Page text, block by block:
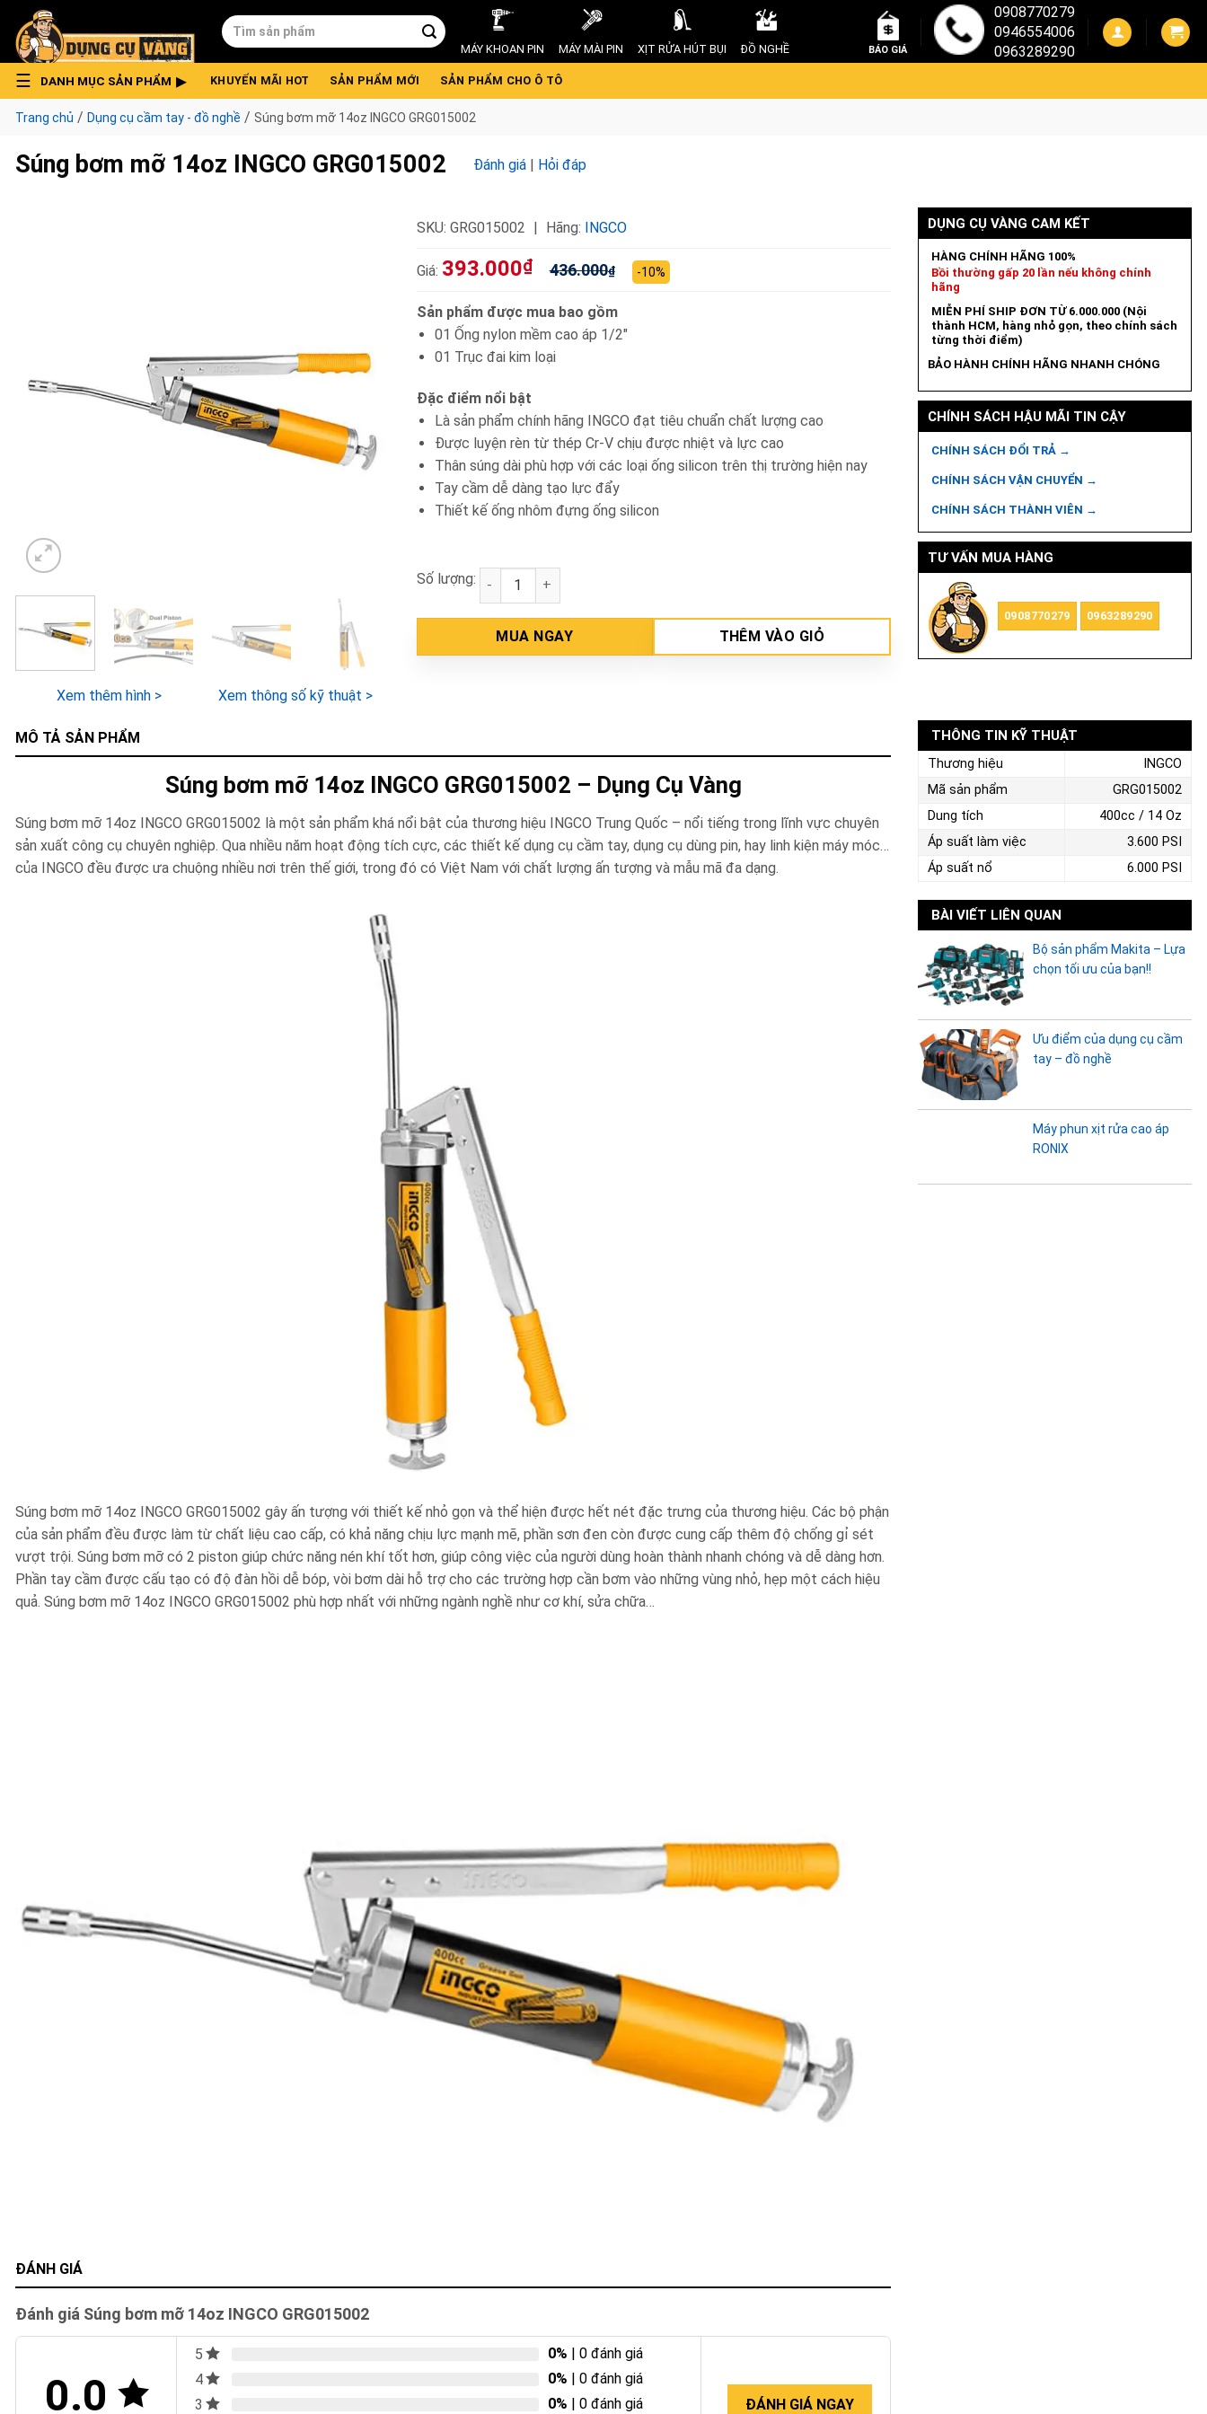
content
Tìm
kiếm:
MÁY KHOAN PIN MÁY MÀI PIN XỊT RỬA HÚT BỤI ĐỒ NGHỀ BÁO GIÁ
0908770279
0946554006
0963289290
DANH MỤC SẢN PHẨM KHUYẾN MÃI HOT SẢN PHẨM MỚI SẢN PHẨM CHO Ô TÔ
Trang chủ / Dụng cụ cầm tay - đồ nghề / Súng bơm mỡ 14oz INGCO GRG015002
Súng bơm mỡ 14oz INGCO GRG015002 Đánh giá | Hỏi đáp
Xem thêm hình > Xem thông số kỹ thuật >
SKU: GRG015002 Hãng: INGCO
Giá: 393.000₫ 436.000₫ -10%
Sản phẩm được mua bao gồm
01 Ống nylon mềm cao áp 1/2″
01 Trục đai kim loại
Đặc điểm nổi bật
Là sản phẩm chính hãng INGCO đạt tiêu chuẩn chất lượng cao
Được luyện rèn từ thép Cr-V chịu được nhiệt và lực cao
Thân súng dài phù hợp với các loại ống silicon trên thị trường hiện nay
Tay cầm dễ dàng tạo lực đẩy
Thiết kế ống nhôm đựng ống silicon
Số lượng: Súng bơm mỡ 14oz INGCO GRG015002 số lượng
MUA NGAY THÊM VÀO GIỎ
DỤNG CỤ VÀNG CAM KẾT
HÀNG CHÍNH HÃNG 100%
Bồi thường gấp 20 lần nếu không chính
hãng
MIỄN PHÍ SHIP ĐƠN TỪ 6.000.000 (Nội
thành HCM, hàng nhỏ gọn, theo chính sách
từng thời điểm)
BẢO HÀNH CHÍNH HÃNG NHANH CHÓNG
CHÍNH SÁCH HẬU MÃI TIN CẬY
CHÍNH SÁCH ĐỔI TRẢ →
CHÍNH SÁCH VẬN CHUYỂN →
CHÍNH SÁCH THÀNH VIÊN →
TƯ VẤN MUA HÀNG
0908770279 0963289290
MÔ TẢ SẢN PHẨM
Súng bơm mỡ 14oz INGCO GRG015002 – Dụng Cụ Vàng
Súng bơm mỡ 14oz INGCO GRG015002 là một sản phẩm khá nổi bật của thương hiệu INGCO Trung Quốc – nổi tiếng trong lĩnh vực chuyên
sản xuất công cụ chuyên nghiệp. Qua nhiều năm hoạt động tích cực, các thiết kế dụng cụ cầm tay, dụng cụ dùng pin, hay linh kiện máy móc…
của INGCO đều được ưa chuộng nhiều nơi trên thế giới, trong đó có Việt Nam với chất lượng ấn tượng và mẫu mã đa dạng.
Súng bơm mỡ 14oz INGCO GRG015002 gây ấn tượng với thiết kế nhỏ gọn và thể hiện được hết nét đặc trưng của thương hiệu. Các bộ phận
của sản phẩm đều được làm từ chất liệu cao cấp, có khả năng chịu lực mạnh mẽ, phần sơn đen còn được cung cấp thêm độ chống gỉ sét
vượt trội. Súng bơm mỡ có 2 piston giúp chức năng nén khí tốt hơn, giúp công việc của người dùng hoàn thành nhanh chóng và dễ dàng hơn.
Phần tay cầm được cấu tạo có độ đàn hồi dễ bóp, vòi bơm dài hỗ trợ cho các trường hợp cần bơm vào những vùng nhỏ, hẹp một cách hiệu
quả. Súng bơm mỡ 14oz INGCO GRG015002 phù hợp nhất với những ngành nghề như cơ khí, sửa chữa…
ĐÁNH GIÁ
Đánh giá Súng bơm mỡ 14oz INGCO GRG015002
0.0
5 0% | 0 đánh giá
4
0% | 0 đánh giá
3
0% | 0 đánh giá ĐÁNH GIÁ NGAY
THÔNG TIN KỸ THUẬT
Thương hiệu
INGCO
Mã sản phẩm
GRG015002
Dung tích
400cc / 14 Oz
Áp suất làm việc
3.600 PSI
Áp suất nổ
6.000 PSI
BÀI VIẾT LIÊN QUAN
Bộ sản phẩm Makita – Lựa
chọn tối ưu của bạn!!
Ưu điểm của dụng cụ cầm
tay – đồ nghề
Máy phun xịt rửa cao áp
RONIX